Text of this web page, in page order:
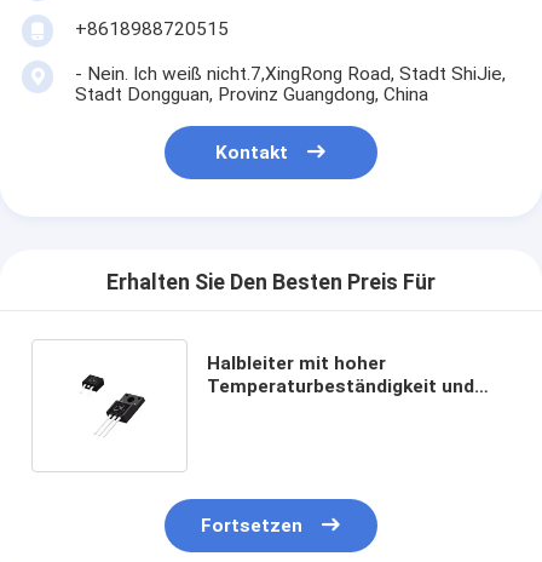
+8618988720515
- Nein. Ich weiß nicht.7,XingRong Road, Stadt ShiJie,
Stadt Dongguan, Provinz Guangdong, China
Kontakt
Erhalten Sie Den Besten Preis Für
Halbleiter mit hoher
Temperaturbeständigkeit und
Fortsetzen